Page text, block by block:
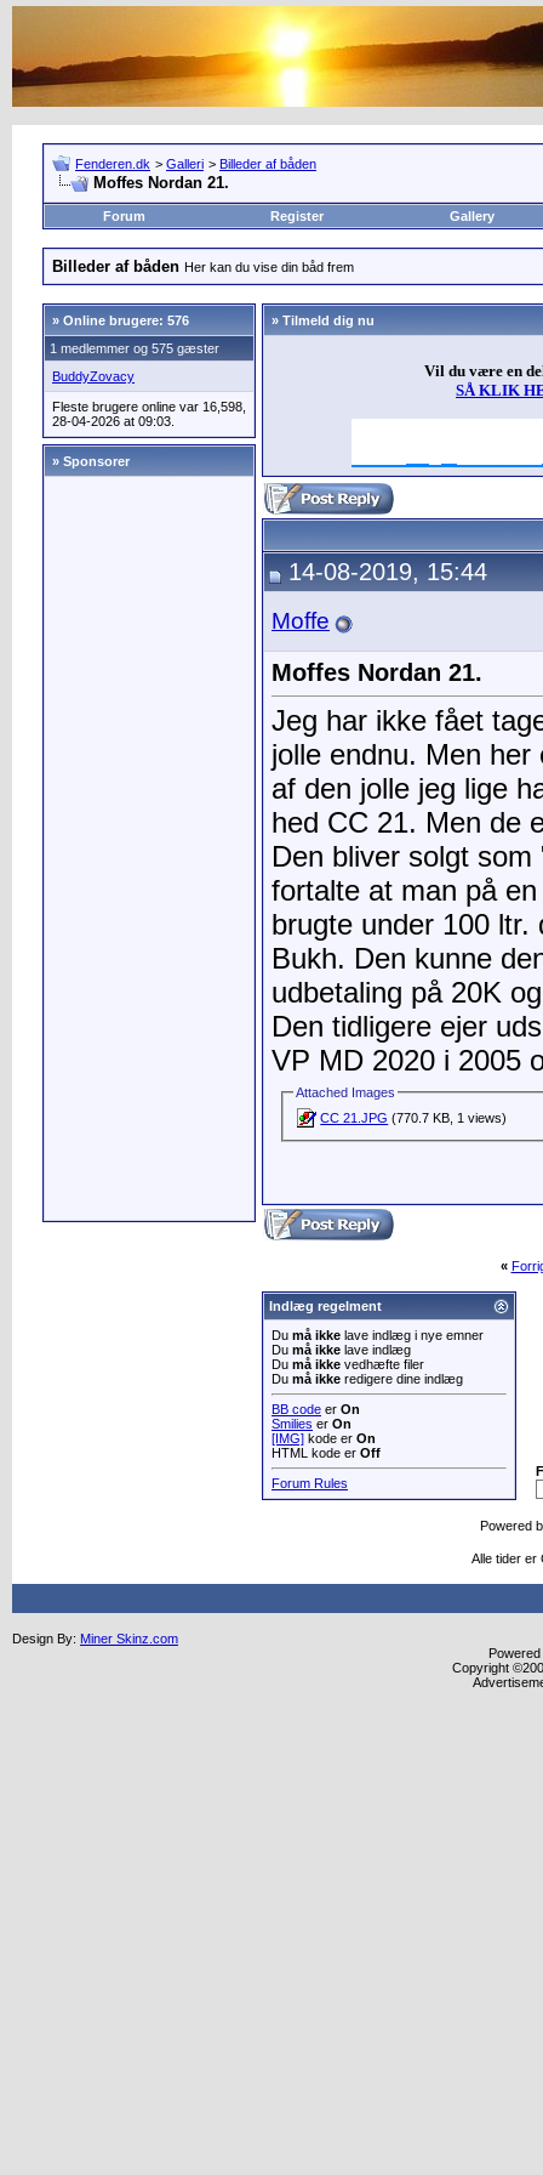
Fenderen.dk > Galleri > Billeder af båden
Moffes Nordan 21.
Forum Register Gallery
Billeder af båden Her kan du vise din båd frem
» Online brugere: 576
1 medlemmer og 575 gæster
BuddyZovacy
Fleste brugere online var 16,598,
28-04-2026 at 09:03.
» Sponsorer
» Tilmeld dig nu
Vil du være en
SÅ KLIK
14-08-2019, 15:44
Moffe
Moffes Nordan 21.
Jeg har ikke fået
jolle endnu. Men
af den jolle jeg lige
hed CC 21. Men de
Den bliver solgt
fortalte at man på
brugte under 100 ltr.
Bukh. Den kunne
udbetaling på 20K
Den tidligere ejer
VP MD 2020 i 2005
Attached Images
CC 21.JPG (770.7 KB, 1 views)
«
Indlæg regelment
Du må ikke lave indlæg i nye emner
Du må ikke lave indlæg
Du må ikke vedhæfte filer
Du må ikke redigere dine indlæg
BB code er On
Smilies er On
[IMG] kode er On
HTML kode er Off
Forum Rules
Powered
Alle tider er
Design By: Miner Skinz.com
Copyright